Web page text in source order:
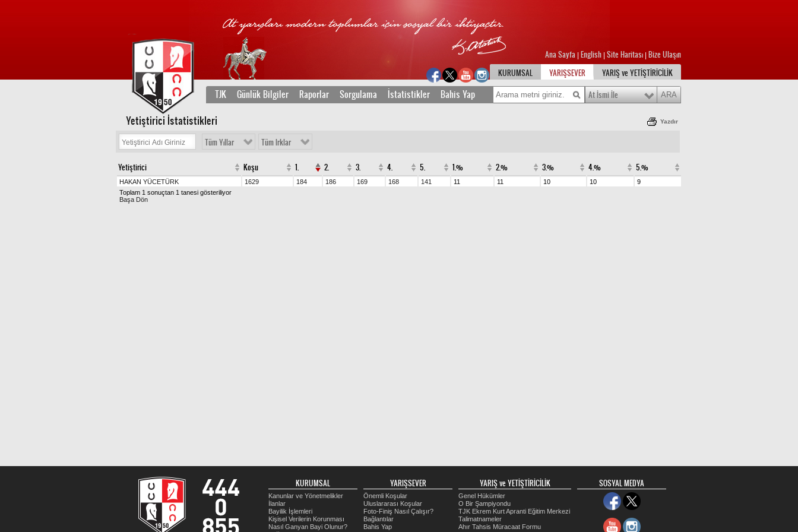
Ana Sayfa English Site Haritası Bize Ulaşın
KURUMSAL
YARIŞSEVER YARIŞ ve YETİŞTİRİCİLİK
TJK Günlük Bilgiler Raporlar Sorgulama İstatistikler Bahis Yap At İsmi İle
Yetiştirici İstatistikleri Yazdır
Tüm Yıllar Tüm Irklar
Yetiştirici Koşu 1. 2. 3. 4. 5. 1.% 2.% 3.% 4.% 5.%
HAKAN YÜCETÜRK 1629 184 186 169 168 141 11 11 10 10
9
Toplam 1 sonuçtan 1 tanesi gösteriliyor
Başa Dön
KURUMSAL
Kanunlar ve Yönetmelikler
İlanlar
Bayilik İşlemleri
Kişisel Verilerin Korunması
Nasıl Ganyan Bayi Olunur?
YARIŞSEVER
Önemli Koşular
Uluslararası Koşular
Foto-Finiş Nasıl Çalışır?
Bağlantılar
Bahis Yap
YARIŞ ve YETİŞTİRİCİLİK
Genel Hükümler
O Bir Şampiyondu
TJK Ekrem Kurt Apranti Eğitim Merkezi
Talimatnameler
Ahır Tahsis Müracaat Formu
SOSYAL MEDYA